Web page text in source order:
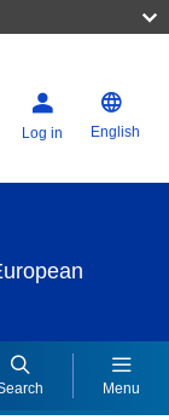
Log in English
Menu